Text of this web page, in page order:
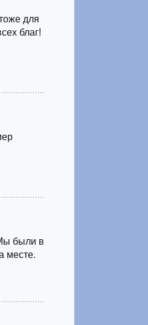
для
благ!
были в
месте.